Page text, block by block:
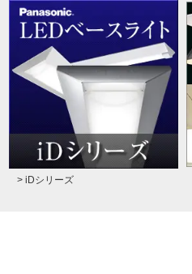
> iDシリーズ